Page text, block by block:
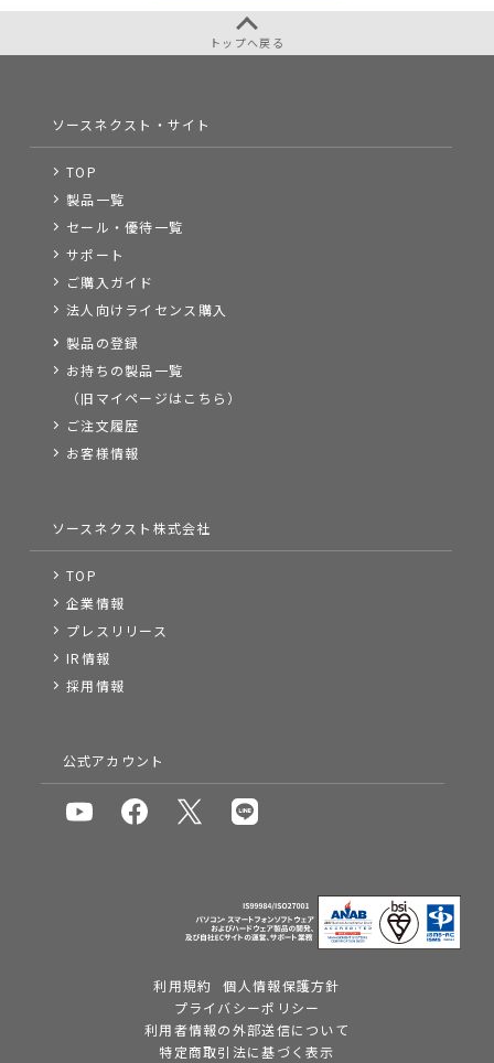
トップへ戻る
ソースネクスト・サイト
TOP
製品一覧
セール・優待一覧
サポート
ご購入ガイド
法人向けライセンス購入
製品の登録
お持ちの製品一覧
（旧マイページはこちら）
ご注文履歴
お客様情報
ソースネクスト株式会社
TOP
企業情報
プレスリリース
IR情報
採用情報
公式アカウント
利用規約
個人情報保護方針
プライバシーポリシー
利用者情報の外部送信について
特定商取引法に基づく表示